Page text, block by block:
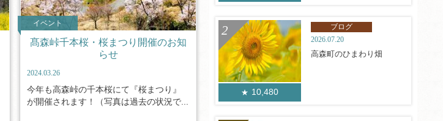
イベント
髙森峠千本桜・桜まつり開催のお知
らせ
2024.03.26
今年も高森峠の千本桜にて『桜まつり』
が開催されます！（写真は過去の状況で...
10,480
ブログ
2026.07.20
高森町のひまわり畑